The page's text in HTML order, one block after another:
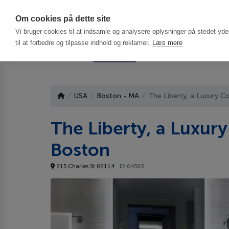
Om cookies på dette site
Vi bruger cookies til at indsamle og analysere oplysninger på stedet
til at forbedre og tilpasse indhold og reklamer. Læs mere
USA Boston - MA The Liberty, a Luxury
The Liberty, a
Boston
215 Charles St 02114 ID 64583